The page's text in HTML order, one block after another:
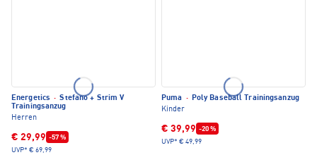
Energetics · Stefano + Strim V
Trainingsanzug
Herren
€ 29,99 -57 %
UVP* € 69,99
Puma · Poly Baseball Trainingsanzug
Kinder
€ 39,99 -20 %
UVP* € 49,99